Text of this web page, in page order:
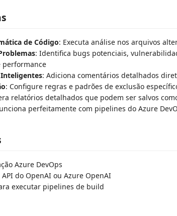
de Código: Executa análise nos arquivos
: Identifica bugs potenciais,
performance
: Adiciona comentários detalhados
: Configure regras e padrões de exclusão
relatórios detalhados que podem ser salvos
perfeitamente com pipelines do Azure
Azure DevOps
API do OpenAI ou Azure OpenAI
executar pipelines de build